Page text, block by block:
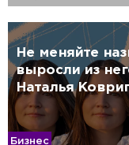
Не меняйте
выросли из
Наталья
Бизнес